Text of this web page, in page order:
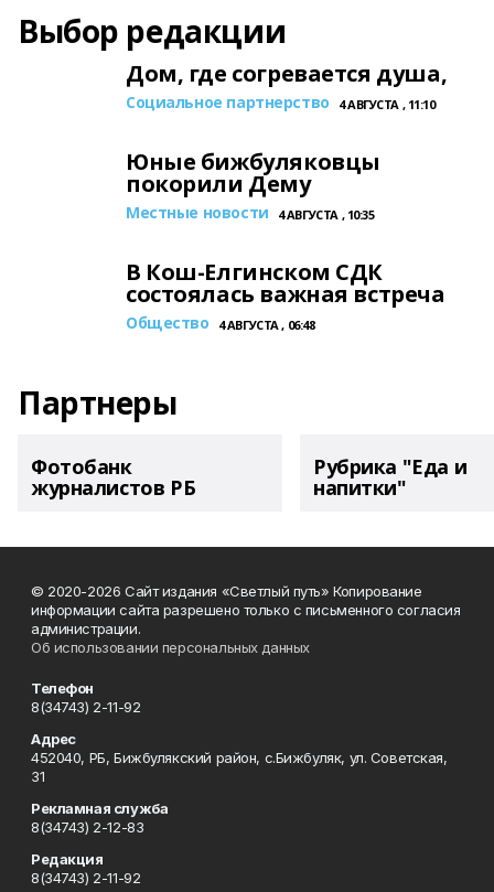
Выбор редакции
Дом, где согревается душа,
Социальное партнерство 4 АВГУСТА , 11:10
Юные бижбуляковцы
покорили Дему
Местные новости 4 АВГУСТА , 10:35
В Кош-Елгинском СДК
состоялась важная встреча
Общество 4 АВГУСТА , 06:48
Партнеры
Фотобанк
журналистов РБ
Рубрика "Еда и
напитки"
© 2020-2026 Сайт издания «Светлый путь» Копирование
информации сайта разрешено только с письменного согласия
администрации.
Об использовании персональных данных
Телефон
8(34743) 2-11-92
Адрес
452040, РБ, Бижбулякский район, с.Бижбуляк, ул. Советская,
31
Рекламная служба
8(34743) 2-12-83
Редакция
8(34743) 2-11-92